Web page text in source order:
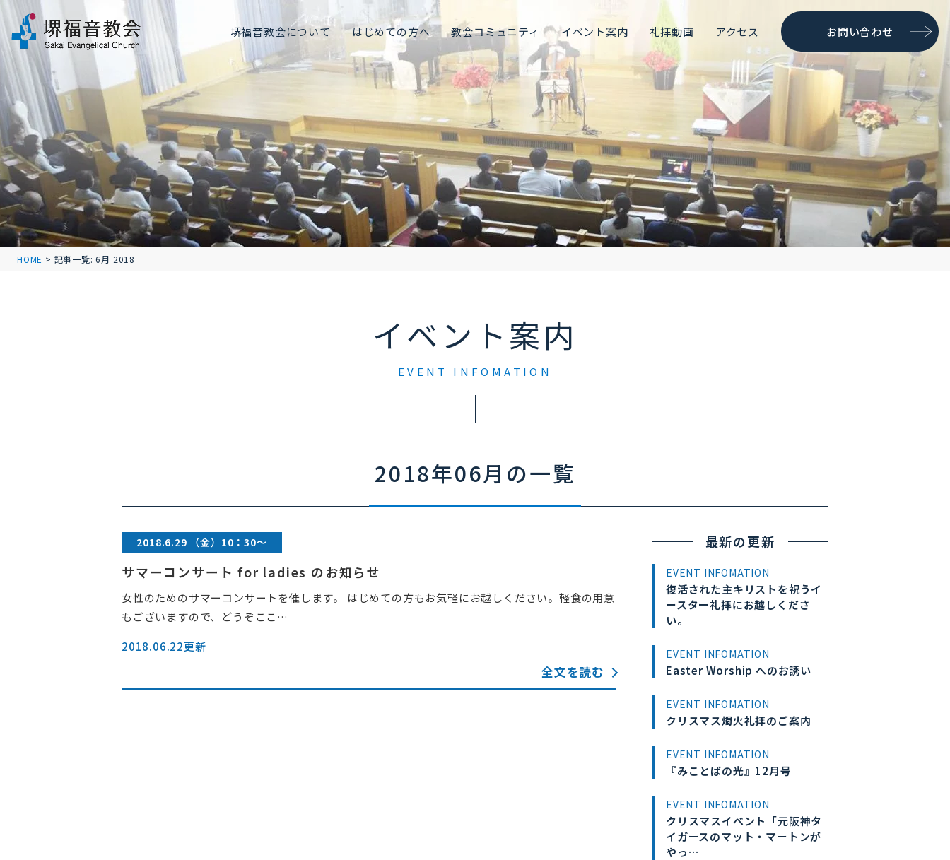
堺福音教会について はじめての方へ 教会コミュニティ イベント案内 礼拝動画 アクセス お問い合わせ
HOME > 記事一覧: 6月 2018
イベント案内
EVENT INFOMATION
2018年06月の一覧
2018.6.29 （金）10：30～
サマーコンサート for ladies のお知らせ
女性のためのサマーコンサートを催します。 はじめての方もお気軽にお越しください。軽食の用意
もございますので、どうぞここ…
2018.06.22更新
全文を読む
最新の更新
EVENT INFOMATION
復活された主キリストを祝うイ
ースター礼拝にお越しくださ
い。
EVENT INFOMATION
Easter Worship へのお誘い
EVENT INFOMATION
クリスマス燭火礼拝のご案内
EVENT INFOMATION
『みことばの光』12月号
EVENT INFOMATION
クリスマスイベント「元阪神タ
イガースのマット・マートンが
やっ…